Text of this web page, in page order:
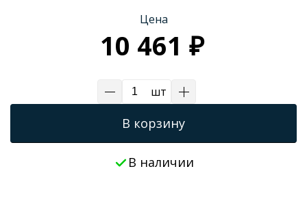
Цена
10 461 ₽
шт
В корзину
В наличии